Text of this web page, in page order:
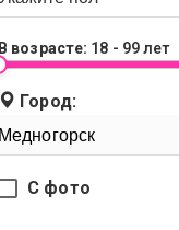
В возрасте: 18 - 99 лет
Город:
С фото